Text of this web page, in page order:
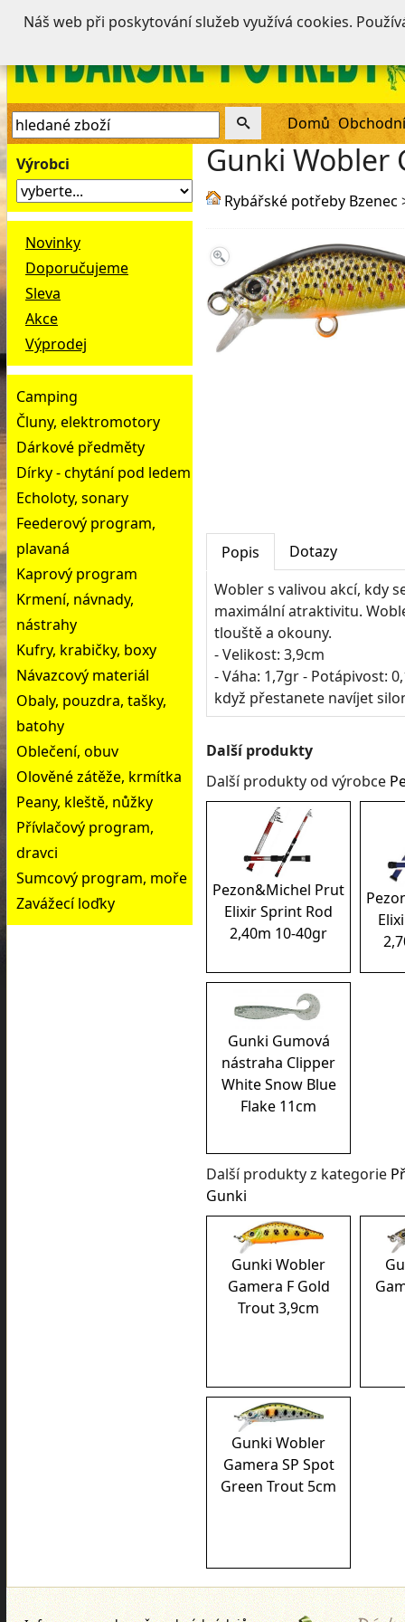
Domů
Výrobci
Novinky
Doporučujeme
Sleva
Akce
Výprodej
Camping
Čluny, elektromotory
Dárkové předměty
Dírky - chytání pod ledem
Echoloty, sonary
Feederový program,
plavaná
Kaprový program
Krmení, návnady,
nástrahy
Kufry, krabičky, boxy
Návazcový materiál
Obaly, pouzdra, tašky,
batohy
Oblečení, obuv
Olověné zátěže, krmítka
Peany, kleště, nůžky
Přívlačový program,
dravci
Sumcový program, moře
Zavážecí loďky
Gunki Wobler
Rybářské potřeby Bzenec
Popis
Dotazy
Wobler s valivou akcí, kdy
maximální atraktivitu.
tlouště a okouny.
- Velikost: 3,9cm
- Váha: 1,7gr - Potápivost:
když přestanete navíjet
Další produkty
Další produkty od výrobce
Pezon&Michel Prut
Elixir Sprint Rod
2,40m 10-40gr
Gunki Gumová
nástraha Clipper
White Snow Blue
Flake 11cm
Další produkty z kategorie
Gunki
Gunki Wobler
Gamera F Gold
Trout 3,9cm
Gunki Wobler
Gamera SP Spot
Green Trout 5cm
Náš web při poskytování služeb využívá cookies.